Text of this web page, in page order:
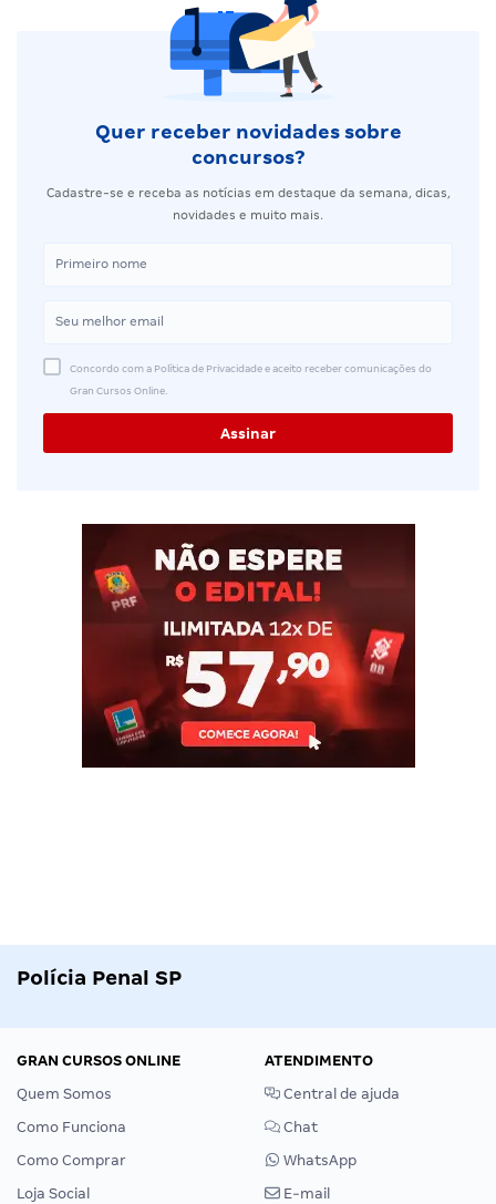
Quer receber novidades sobre
concursos?
Cadastre-se e receba as notícias em destaque da semana, dicas,
novidades e muito mais.
Concordo com a Política de Privacidade e aceito receber comunicações do
Gran Cursos Online.
Polícia Penal SP
GRAN CURSOS ONLINE
Quem Somos
Como Funciona
Como Comprar
Loja Social
ATENDIMENTO
Central de ajuda
Chat
WhatsApp
E-mail